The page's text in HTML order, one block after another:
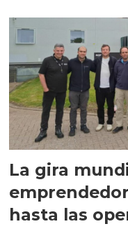
La gira
hasta las